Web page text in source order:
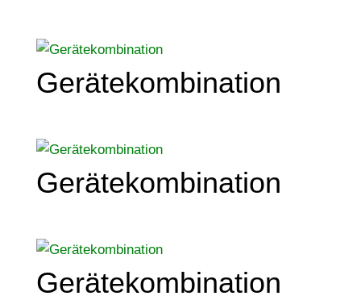
Gerätekombination
Gerätekombination
Gerätekombination